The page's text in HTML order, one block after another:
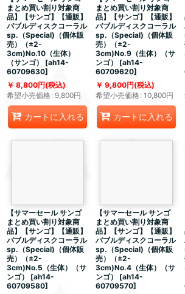
まとめ買い割り対象商
品】【サンゴ】【通販】
バブルディスクコーラル
sp.（Special)（個体販
売）（±2-
3cm)No.10（生体）
（サンゴ）
[ah14-
60709630]
8,800円(税込)
希望小売価格: 9,800円
カートに入れる
まとめ買い割り対象商
品】【サンゴ】【通販】
バブルディスクコーラル
sp.（Special)（個体販
売）（±2-
3cm)No.9（生体）（サ
ンゴ）
[ah14-
60709620]
9,800円(税込)
希望小売価格: 10,800円
カートに入れる
【サマーセール サンゴ
まとめ買い割り対象商
品】【サンゴ】【通販】
バブルディスクコーラル
sp.（Special)（個体販
売）（±2-
3cm)No.5（生体）（サ
ンゴ）
[ah14-
60709580]
【サマーセール サンゴ
まとめ買い割り対象商
品】【サンゴ】【通販】
バブルディスクコーラル
sp.（Special)（個体販
売）（±2-
3cm)No.4（生体）（サ
ンゴ）
[ah14-
60709570]